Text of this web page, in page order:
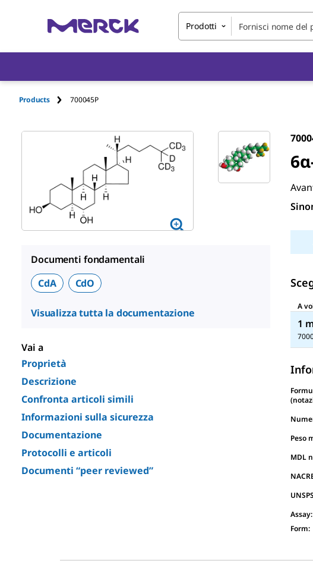
Prodotti
Products 700045P
Documenti fondamentali
CdA
CdO
Visualizza tutta la documentazione
Vai a
Proprietà
Descrizione
Confronta articoli simili
Informazioni sulla sicurezza
Documentazione
Protocolli e articoli
Documenti “peer reviewed”
A
1
Peso
MDL
Assay:
Form: